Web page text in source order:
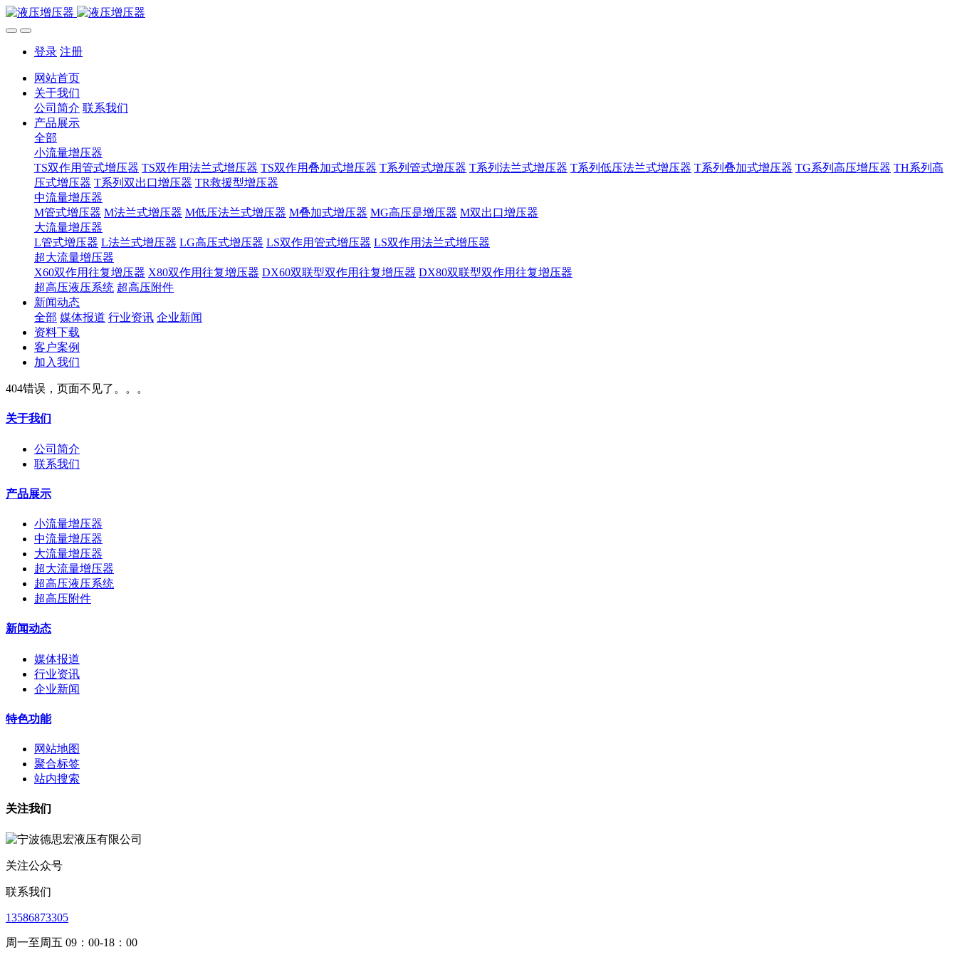
登录 注册
网站首页
关于我们
公司简介 联系我们
产品展示
全部
小流量增压器
TS双作用管式增压器 TS双作用法兰式增压器 TS双作用叠加式增压器 T系列管式增压器 T系列法兰式增压器 T系列低压法兰式增压器 T系列叠加式增压器 TG系列高压增压器 TH系列高
压式增压器 T系列双出口增压器 TR救援型增压器
中流量增压器
M管式增压器 M法兰式增压器 M低压法兰式增压器 M叠加式增压器 MG高压是增压器 M双出口增压器
大流量增压器
L管式增压器 L法兰式增压器 LG高压式增压器 LS双作用管式增压器 LS双作用法兰式增压器
超大流量增压器
X60双作用往复增压器 X80双作用往复增压器 DX60双联型双作用往复增压器 DX80双联型双作用往复增压器
超高压液压系统 超高压附件
新闻动态
全部 媒体报道 行业资讯 企业新闻
资料下载
客户案例
加入我们
404错误，页面不见了。。。
关于我们
公司简介
联系我们
产品展示
小流量增压器
中流量增压器
大流量增压器
超大流量增压器
超高压液压系统
超高压附件
新闻动态
媒体报道
行业资讯
企业新闻
特色功能
网站地图
聚合标签
站内搜索
关注我们
关注公众号
联系我们
13586873305
周一至周五 09：00-18：00